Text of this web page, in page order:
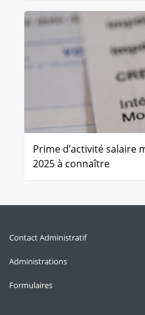
Prime d’activité salaire
2025 à connaître
Contact Administratif
Administrations
Formulaires